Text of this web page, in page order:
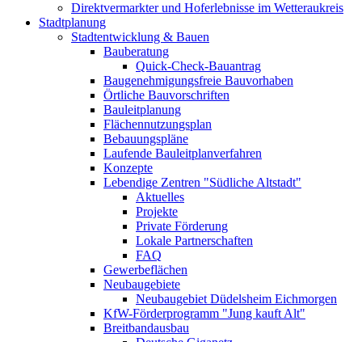
Direktvermarkter und Hoferlebnisse im Wetteraukreis
Stadtplanung
Stadtentwicklung & Bauen
Bauberatung
Quick-Check-Bauantrag
Baugenehmigungsfreie Bauvorhaben
Örtliche Bauvorschriften
Bauleitplanung
Flächennutzungsplan
Bebauungspläne
Laufende Bauleitplanverfahren
Konzepte
Lebendige Zentren "Südliche Altstadt"
Aktuelles
Projekte
Private Förderung
Lokale Partnerschaften
FAQ
Gewerbeflächen
Neubaugebiete
Neubaugebiet Düdelsheim Eichmorgen
KfW-Förderprogramm "Jung kauft Alt"
Breitbandausbau